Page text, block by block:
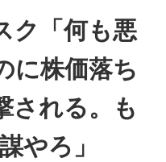
ク「何も悪
に株価落ち
される。も
やろ」